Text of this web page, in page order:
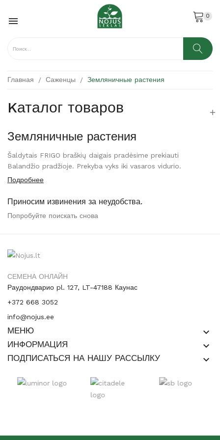
 0
Главная Саженцы Земляничные растения
Kаталог товаров 
Земляничные растения
Šaldytais FRIGO braškių daigais pradėsime prekiauti
Balandžio pradžioje. Prekyba vyks iki vasaros vidurio.
Подробнее
Приносим извинения за неудобства.
Попробуйте поискать снова
СЕМЕНА ОНЛАЙН
Раудондварио pl. 127, LT-47188 Каунас
+372 668 3052
info@nojus.ee
МЕНЮ keyboard_arrow_down
ИНФОРМАЦИЯ keyboard_arrow_down
ПОДПИСАТЬСЯ НА НАШУ РАССЫЛКУ keyboard_arrow_down